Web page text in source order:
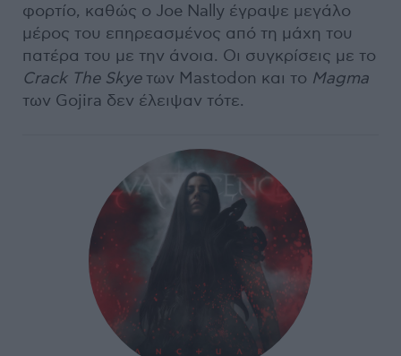
φορτίο, καθώς ο Joe Nally έγραψε μεγάλο
μέρος του επηρεασμένος από τη μάχη του
πατέρα του με την άνοια. Οι συγκρίσεις με το
Crack The Skyeτων Mastodon και το Magma
των Gojira δεν έλειψαν τότε.